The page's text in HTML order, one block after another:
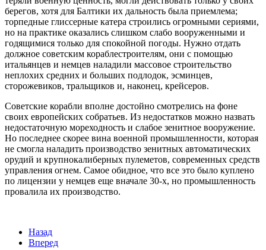
берегов, хотя для Балтики их дальность была приемлема;
торпедные глиссерные катера строились огромными сериями,
но на практике оказались слишком слабо вооруженными и
годящимися только для спокойной погоды. Нужно отдать
должное советским кораблестроителям, они с помощью
итальянцев и немцев наладили массовое строительство
неплохих средних и больших подлодок, эсминцев,
сторожевиков, тральщиков и, наконец, крейсеров.
Советские корабли вполне достойно смотрелись на фоне
своих европейских собратьев. Из недостатков можно назвать
недостаточную мореходность и слабое зенитное вооружение.
Но последнее скорее вина военной промышленности, которая
не смогла наладить производство зенитных автоматических
орудий и крупнокалиберных пулеметов, современных средств
управления огнем. Самое обидное, что все это было куплено
по лицензии у немцев еще вначале 30-х, но промышленность
провалила их производство.
Назад
Вперед